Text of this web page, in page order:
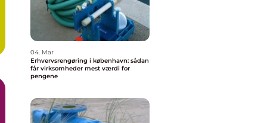
04. Mar
Erhvervsrengøring i københavn: sådan
får virksomheder mest værdi for
pengene